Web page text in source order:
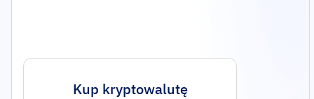
Kup kryptowalutę